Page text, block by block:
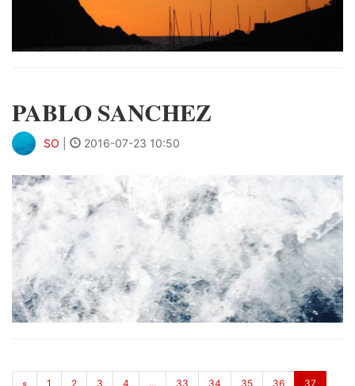
PABLO SANCHEZ
SO 2016-07-23 10:50
« 1 2 3 4 ... 33 34 35 36 37